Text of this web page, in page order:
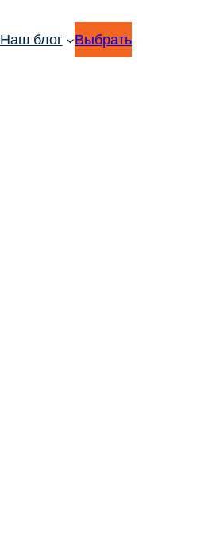
Наш блог Выбрать